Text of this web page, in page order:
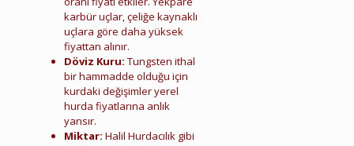
karbür uçlar, çeliğe kaynaklı
uçlara göre daha yüksek
fiyattan alınır.
Döviz Kuru: Tungsten ithal
bir hammadde olduğu için
kurdaki değişimler yerel
hurda fiyatlarına anlık
yansır.
Miktar: Halil Hurdacılık gibi